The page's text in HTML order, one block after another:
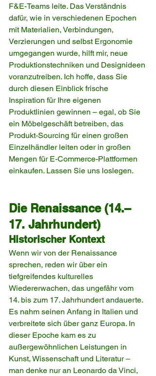
F&E-Teams leite. Das Verständnis
dafür, wie in verschiedenen Epochen
mit Materialien, Verbindungen,
Verzierungen und selbst Ergonomie
umgegangen wurde, hilft mir, neue
Produktionstechniken und Designideen
voranzutreiben. Ich hoffe, dass Sie
durch diesen Einblick frische
Inspiration für Ihre eigenen
Produktlinien gewinnen – egal, ob Sie
ein Möbelgeschäft betreiben, das
Produkt-Sourcing für einen großen
Einzelhändler leiten oder in großen
Mengen für E-Commerce-Plattformen
einkaufen. Lassen Sie uns loslegen.
Die Renaissance (14.–
17. Jahrhundert)
Historischer Kontext
Wenn wir von der Renaissance
sprechen, reden wir über ein
tiefgreifendes kulturelles
Wiedererwachen, das ungefähr vom
14. bis zum 17. Jahrhundert andauerte.
Es nahm seinen Anfang in Italien und
verbreitete sich über ganz Europa. In
dieser Epoche kam es zu
außergewöhnlichen Leistungen in
Kunst, Wissenschaft und Literatur –
man denke nur an Leonardo da Vinci,